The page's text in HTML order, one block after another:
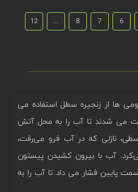
6
7
8
...
12
ها از زنجیره سطل استفاده می
می شدند تا آب را به محل آتش
نازلی که در آب فرو می‌رفت،
آب با بیرون کشیدن پیستون
پایین فشار می ‌داد تا آب را به